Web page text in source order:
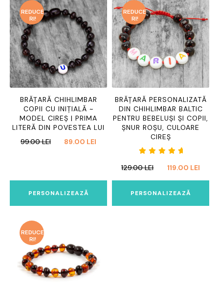
BRĂȚARĂ CHIHLIMBAR
COPII CU INIȚIALĂ ~
MODEL CIREȘ | PRIMA
LITERĂ DIN POVESTEA LUI
REDUCE
RI!
99.00LEI
PREȚUL
89.00 LEI
89.00 LEI.
PERSONALIZEAZĂ
BRĂȚARĂ PERSONALIZATĂ
DIN CHIHLIMBAR BALTIC
PENTRU BEBELUȘI ȘI COPII,
ȘNUR ROȘU, CULOARE
CIREȘ
la
5.00
din 5
REDUCE
RI!
129.00LEI
PREȚUL
119.00 LEI
PERSONALIZEAZĂ
REDUCE
RI!